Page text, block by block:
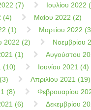
(7)
Ιουλίου 2022
(4)
Μαίου 2022 (2)
(1)
Μαρτίου 2022
2022 (2)
Νοεμβρίου
(1)
Αυγούστου
(10)
Ιουνίου 2021 (4)
Απριλίου 2021 (19)
(8)
Φεβρουαρίου
(6)
Δεκεμβρίου